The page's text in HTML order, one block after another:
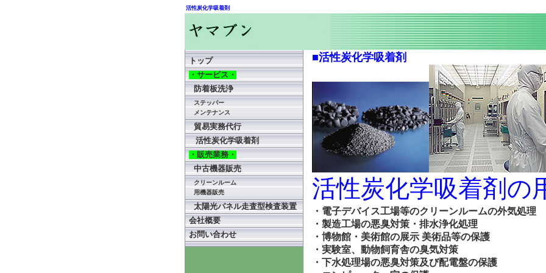
活性炭化学吸着剤
トップ
・サービス・
防着板洗浄
ステッパー
メンテナンス
貿易実務代行
活性炭化学吸着剤
・販売業務・
中古機器販売
クリーンルーム
用機器販売
太陽光パネル走査型検査装置
会社概要
お問い合わせ
■活性炭化学吸着剤
活性炭化学吸着剤の
・電子デバイス工場等のクリーンルームの外気処理
・製造工場の悪臭対策・排水浄化処理
・博物館・美術館の展示 美術品等の保護
・実験室、動物飼育舎の臭気対策
・下水処理場の悪臭対策及び配電盤の保護